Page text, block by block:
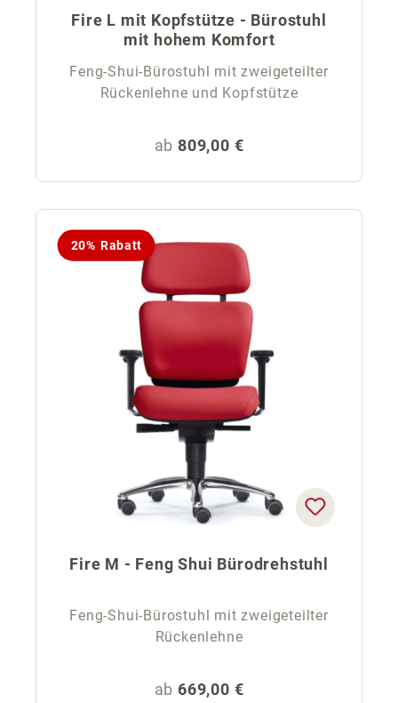
Fire L mit Kopfstütze - Bürostuhl
mit hohem Komfort
Feng-Shui-Bürostuhl mit zweigeteilter
Rückenlehne und Kopfstütze
Regulärer Preis:
ab 809,00 €
20% Rabatt
Fire M - Feng Shui Bürodrehstuhl
Feng-Shui-Bürostuhl mit zweigeteilter
Rückenlehne
Regulärer Preis:
ab 669,00 €